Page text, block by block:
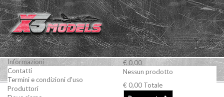
Informazioni
Contatti
Termini e condizioni d'uso
Produttori
€ 0,00
Nessun prodotto
€ 0,00 Totale
Minuterie e accessori